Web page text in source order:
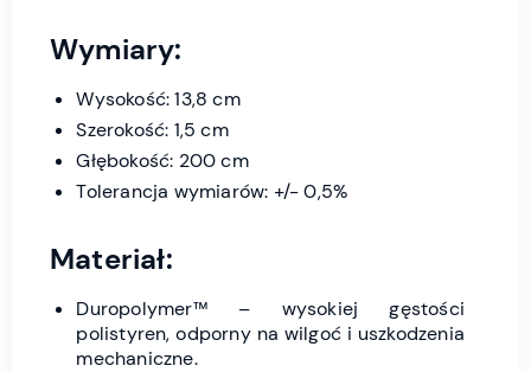
Wymiary:
Wysokość: 13,8 cm
Szerokość: 1,5 cm
Głębokość: 200 cm
Tolerancja wymiarów: +/- 0,5%
Materiał:
Duropolymer™ – wysokiej gęstości
polistyren, odporny na wilgoć i uszkodzenia
mechaniczne.